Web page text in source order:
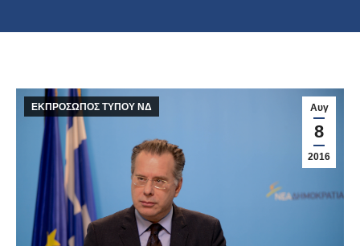
Αυγ
8
2016
ΕΚΠΡΟΣΩΠΟΣ ΤΥΠΟΥ ΝΔ